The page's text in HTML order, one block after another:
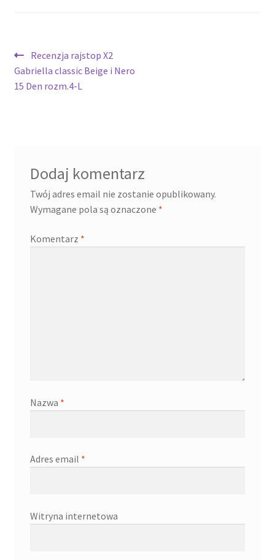
Nawigacja
wpisu
Poprzedni
wpis:
Recenzja rajstop X2
Gabriella classic Beige i Nero
15 Den rozm.4-L
Dodaj komentarz
Twój adres email nie zostanie opublikowany.
Wymagane pola są oznaczone *
Komentarz *
Nazwa *
Adres email *
Witryna internetowa